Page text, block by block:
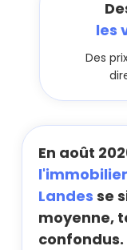
les
Des
En août
Landes se
moyenne,
confondus.